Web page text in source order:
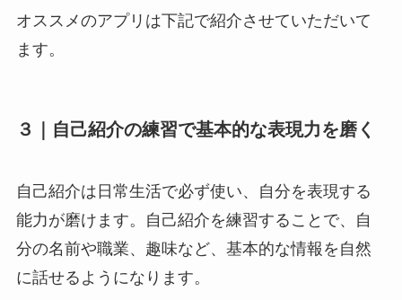
オススメのアプリは下記で紹介させていただいて
ます。
３｜自己紹介の練習で基本的な表現力を磨く
自己紹介は日常生活で必ず使い、自分を表現する
能力が磨けます。自己紹介を練習することで、自
分の名前や職業、趣味など、基本的な情報を自然
に話せるようになります。